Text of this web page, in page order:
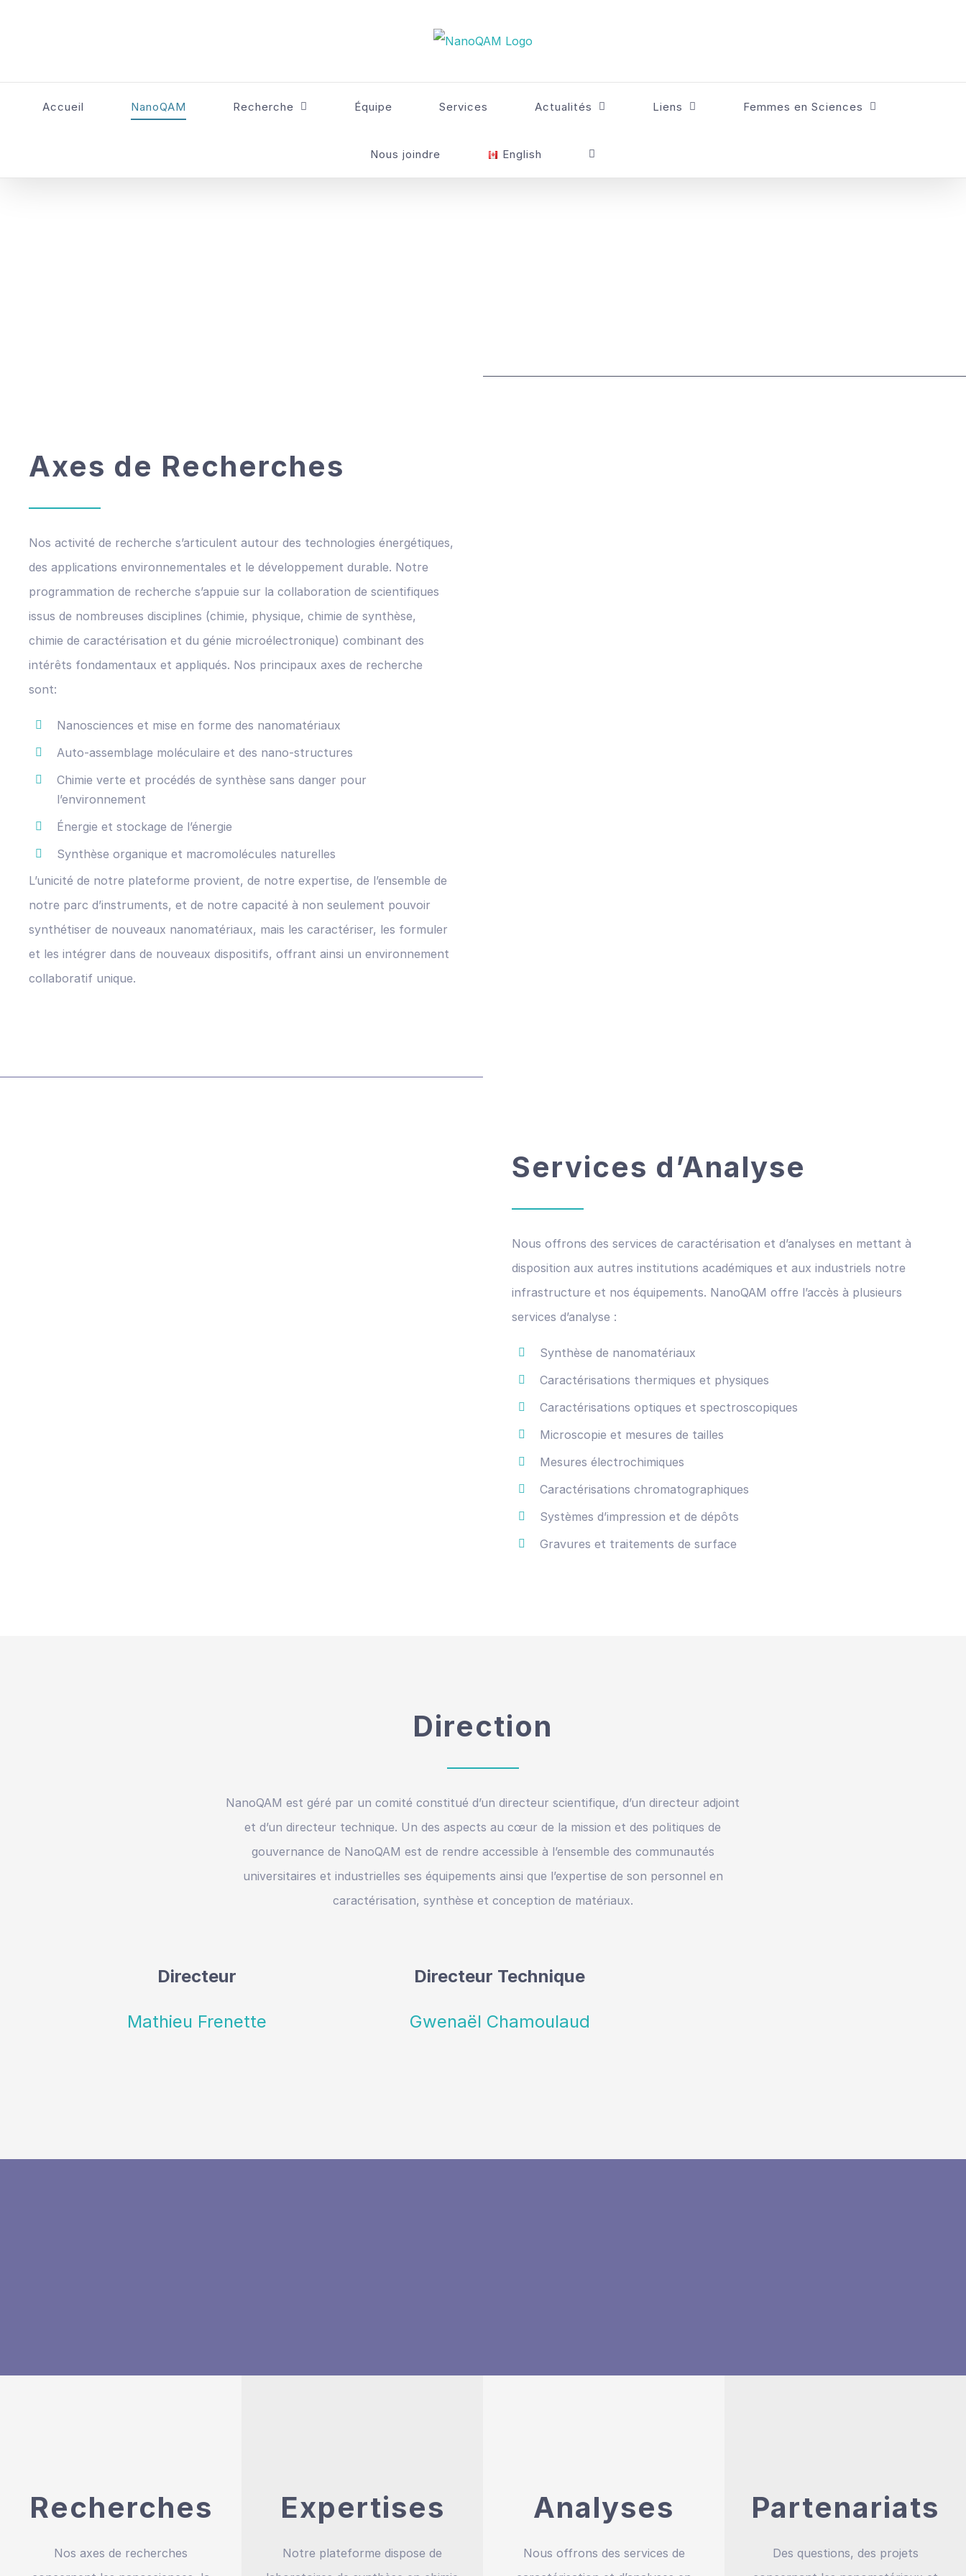
Accueil NanoQAM Recherche Équipe Services Actualités Liens Femmes en Sciences
Nous joindre English
Axes de Recherches
Nos activité de recherche s’articulent autour des technologies énergétiques,
des applications environnementales et le développement durable. Notre
programmation de recherche s’appuie sur la collaboration de scientifiques
issus de nombreuses disciplines (chimie, physique, chimie de synthèse,
chimie de caractérisation et du génie microélectronique) combinant des
intérêts fondamentaux et appliqués. Nos principaux axes de recherche
sont:
Nanosciences et mise en forme des nanomatériaux
Auto-assemblage moléculaire et des nano-structures
Chimie verte et procédés de synthèse sans danger pour
l’environnement
Énergie et stockage de l’énergie
Synthèse organique et macromolécules naturelles
L’unicité de notre plateforme provient, de notre expertise, de l’ensemble de
notre parc d’instruments, et de notre capacité à non seulement pouvoir
synthétiser de nouveaux nanomatériaux, mais les caractériser, les formuler
et les intégrer dans de nouveaux dispositifs, offrant ainsi un environnement
collaboratif unique.
Services d’Analyse
Nous offrons des services de caractérisation et d’analyses en mettant à
disposition aux autres institutions académiques et aux industriels notre
infrastructure et nos équipements. NanoQAM offre l’accès à plusieurs
services d’analyse :
Synthèse de nanomatériaux
Caractérisations thermiques et physiques
Caractérisations optiques et spectroscopiques
Microscopie et mesures de tailles
Mesures électrochimiques
Caractérisations chromatographiques
Systèmes d’impression et de dépôts
Gravures et traitements de surface
Direction
NanoQAM est géré par un comité constitué d’un directeur scientifique, d’un directeur adjoint
et d’un directeur technique. Un des aspects au cœur de la mission et des politiques de
gouvernance de NanoQAM est de rendre accessible à l’ensemble des communautés
universitaires et industrielles ses équipements ainsi que l’expertise de son personnel en
caractérisation, synthèse et conception de matériaux.
Directeur
Mathieu Frenette
Directeur Technique
Gwenaël Chamoulaud
Recherches
Nos axes de recherches
Expertises
Notre plateforme dispose de
Analyses
Nous offrons des services de
Partenariats
Des questions, des projets